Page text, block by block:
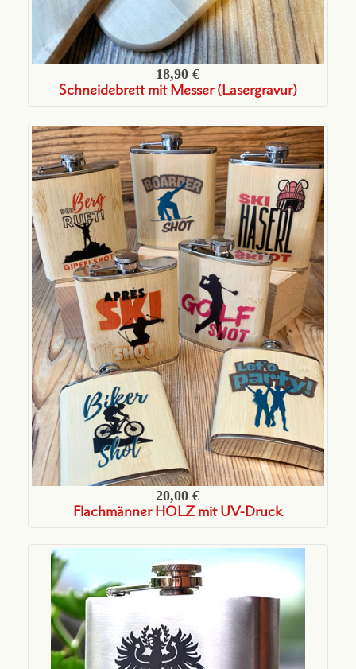
18,90 €
Schneidebrett mit Messer (Lasergravur)
20,00 €
Flachmänner HOLZ mit UV-Druck